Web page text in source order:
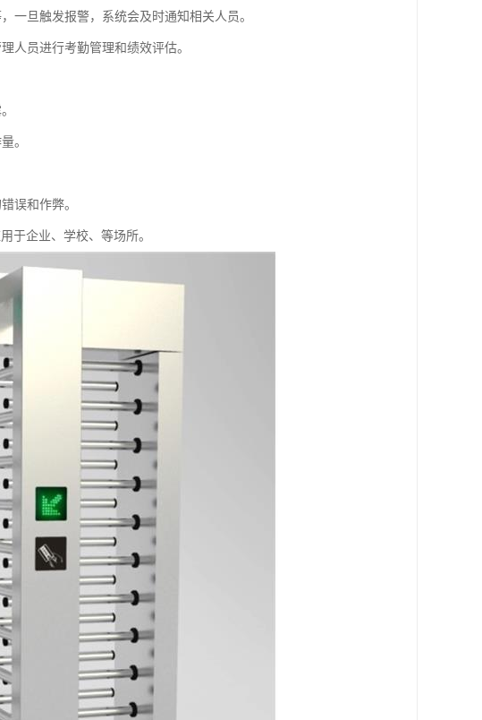
一旦触发报警，系统会及时通知相关人员。
人员进行考勤管理和绩效评估。
。
误和作弊。
于企业、学校、等场所。